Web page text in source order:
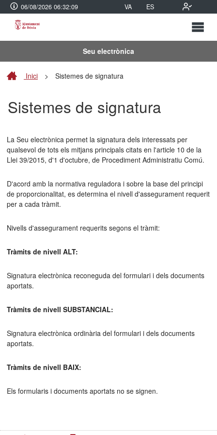
06/08/2026 06:32:09 VA ES
Seu electrònica
Inici > Sistemes de signatura
Sistemes de signatura
La Seu electrònica permet la signatura dels interessats per
qualsevol de tots els mitjans principals citats en l'article 10 de la
Llei 39/2015, d'1 d'octubre, de Procediment Administratiu Comú.
D'acord amb la normativa reguladora i sobre la base del principi
de proporcionalitat, es determina el nivell d'assegurament requerit
per a cada tràmit.
Nivells d'assegurament requerits segons el tràmit:
Tràmits de nivell ALT:
Signatura electrònica reconeguda del formulari i dels documents
aportats.
Tràmits de nivell SUBSTANCIAL:
Signatura electrònica ordinària del formulari i dels documents
aportats.
Tràmits de nivell BAIX:
Els formularis i documents aportats no se signen.